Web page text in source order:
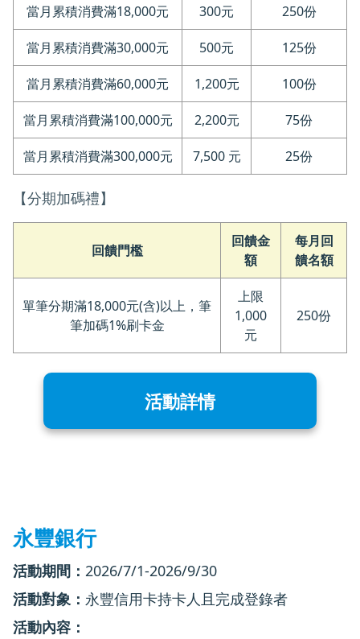
當月累積消費滿18,000元 300元 250份
當月累積消費滿30,000元 500元 125份
當月累積消費滿60,000元 1,200元 100份
當月累積消費滿100,000元 2,200元 75份
當月累積消費滿300,000元 7,500 元 25份
【分期加碼禮】
回饋門檻
回饋金
額
每月回
饋名額
單筆分期滿18,000元(含)以上，筆
筆加碼1%刷卡金
上限
1,000
元
250份
活動詳情
永豐銀行
活動期間： 2026/7/1-2026/9/30
活動對象： 永豐信用卡持卡人且完成登錄者
活動內容：